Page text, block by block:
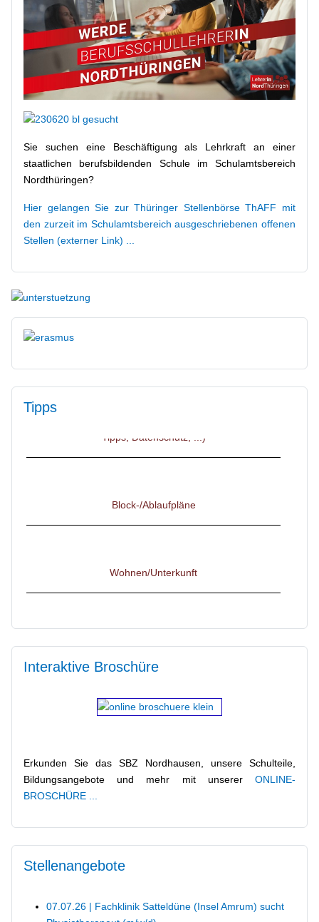
Sie suchen eine Beschäftigung als Lehrkraft an einer
staatlichen berufsbildenden Schule im Schulamtsbereich
Nordthüringen?
Hier gelangen Sie zur Thüringer Stellenbörse ThAFF mit
den zurzeit im Schulamtsbereich ausgeschriebenen offenen
Stellen (externer Link) ...
Tipps
IServ, Untis und Thüringer Schulcloud (Anmeldung,
Flyer für Interessenten & Bewerber
Kontaktmöglichkeiten
Erasmus+
Interaktive Broschüre
Erkunden Sie das SBZ Nordhausen, unsere Schulteile,
Bildungsangebote und mehr mit unserer ONLINE-
BROSCHÜRE ...
Stellenangebote
07.07.26 | Fachklinik Satteldüne (Insel Amrum) sucht